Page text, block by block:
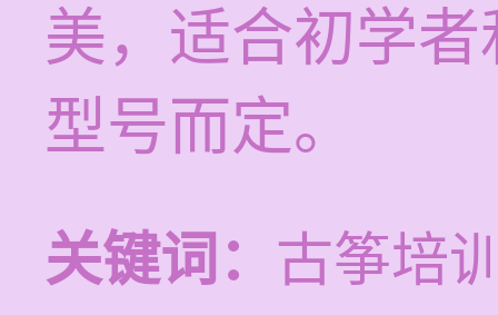
美，适合初学
型号而定。
关键词： 古筝培